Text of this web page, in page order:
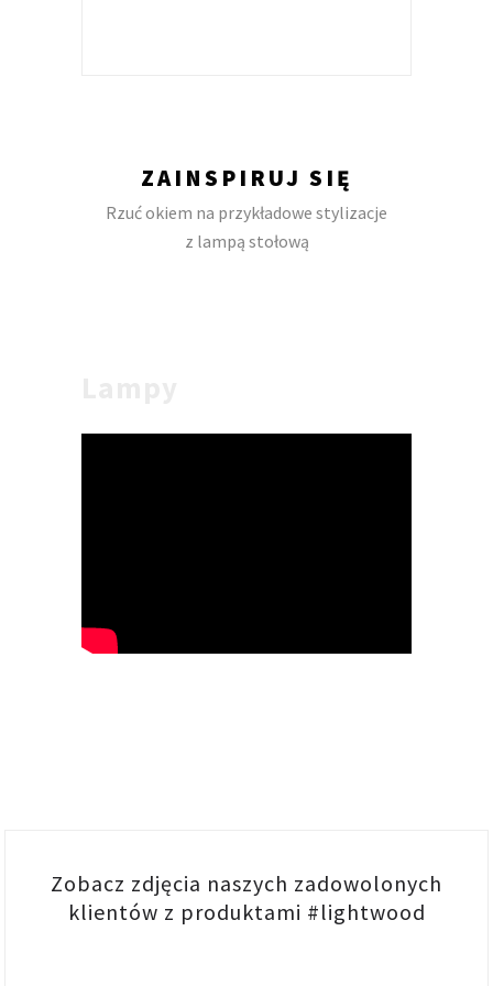
ZAINSPIRUJ SIĘ
Rzuć okiem na przykładowe stylizacje
z lampą stołową
Zobacz zdjęcia naszych zadowolonych
klientów z produktami #lightwood